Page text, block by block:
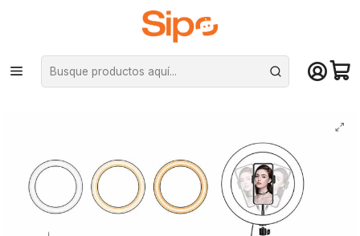
¡Compra hasta mediodía y recibe hoy! De lunes a sábado en el gran
Santiago. Envío gratis desde $29.990
Inicio Otras categorías Iluminación y Aro de Luz
Aro De Luz Led 36cm, estructura de aluminio + Trípode 1.90cm